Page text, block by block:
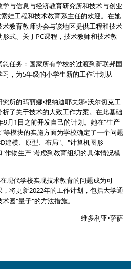
与信息与经济教育研究所和技术与创业
娃工程和技术教育系主任的欢迎。在她
教育教师协会与该地区提供工程和技术
式、关于PC课程，技术教师和技术教
任务：国家所有学校的过渡到新联邦国
，为5年级的小学生新的工作计划从
所的玛丽娜•根纳迪耶夫娜•沃尔切克工
了关于技术的大致工作方案。在此基础
9月1日之前开发自己的计划。她在"生产
模块的实施方面为学校确定了一个问题
建模、原型、布局"、"计算机图形
作物生产"考虑到教育组织的具体情况模
现代学校实现技术教育的问题成为可
将更新2022年的工作计划，包括大学通
园"量子"的方法措施。
维多利亚•萨萨